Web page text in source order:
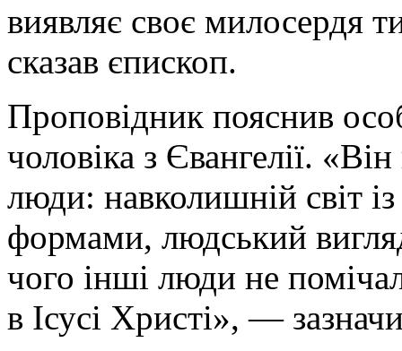
виявляє своє милосердя
сказав єпископ.
Проповідник пояснив
чоловіка з Євангелії.
люди: навколишній світ
формами, людський
чого інші люди не
в Ісусі Христі», —